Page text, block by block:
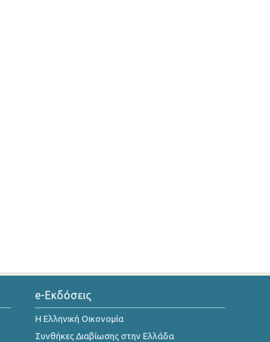
e-Εκδόσεις
Η Ελληνική Οικονομία
Συνθήκες Διαβίωσης στην Ελλάδα